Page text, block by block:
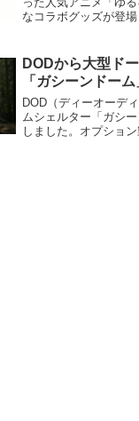
なコラボグッズが登場
21時からの販売開始
ーします。
DODから大型ド
「ガシーンドー
DOD（ディーオーデ
ムシェルター「ガシ
しました。オプショ